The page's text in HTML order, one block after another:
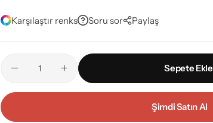
Karşılaştır renks Soru sor Paylaş
Sepete Ekle
Şimdi Satın Al